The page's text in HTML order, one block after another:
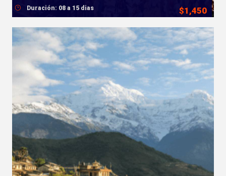
$1,450
Duración: 08 a 15 dias